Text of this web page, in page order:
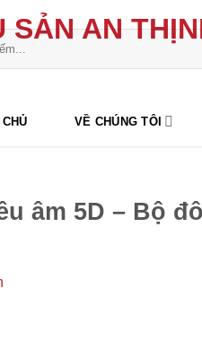
VỀ CHÚNG TÔI
âm 5D – Bộ